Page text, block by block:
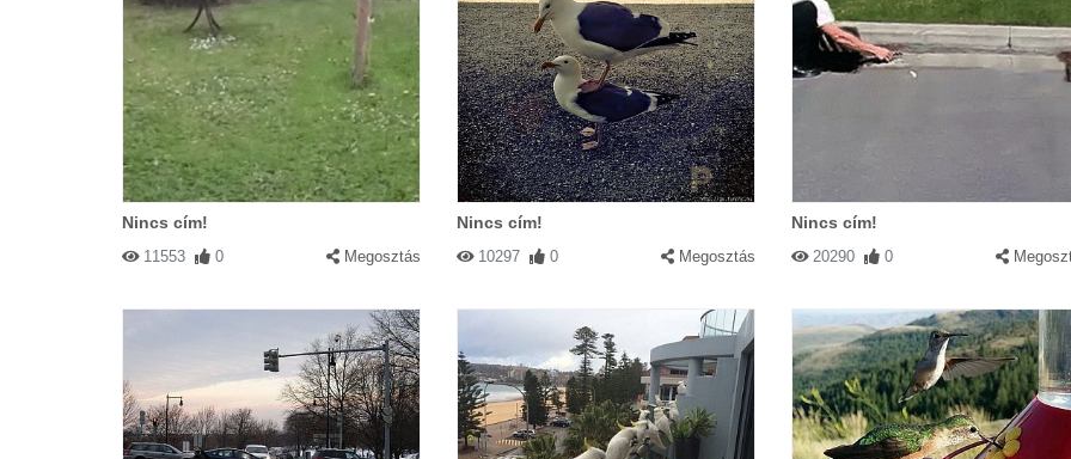
Nincs cím!
11553 0 Megosztás
Nincs cím!
10297 0 Megosztás
Nincs cím!
20290 0